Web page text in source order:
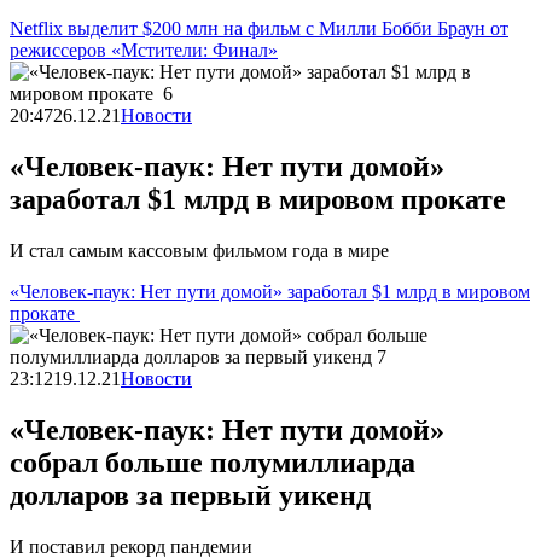
Netflix выделит $200 млн на фильм с Милли Бобби Браун от
режиссеров «Мстители: Финал»
20:4726.12.21Новости
«Человек-паук: Нет пути домой»
заработал $1 млрд в мировом прокате
И стал самым кассовым фильмом года в мире
«Человек-паук: Нет пути домой» заработал $1 млрд в мировом
прокате
23:1219.12.21Новости
«Человек-паук: Нет пути домой»
собрал больше полумиллиарда
долларов за первый уикенд
И поставил рекорд пандемии